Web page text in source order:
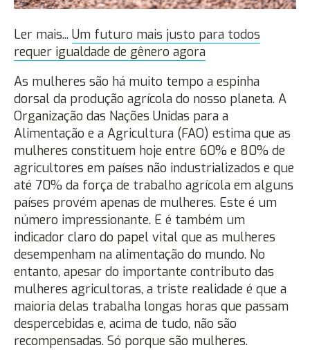
Ler mais... Um futuro mais justo para todos
requer igualdade de gênero agora
As mulheres são há muito tempo a espinha
dorsal da produção agrícola do nosso planeta. A
Organização das Nações Unidas para a
Alimentação e a Agricultura (FAO) estima que as
mulheres constituem hoje entre 60% e 80% de
agricultores em países não industrializados e que
até 70% da força de trabalho agrícola em alguns
países provém apenas de mulheres. Este é um
número impressionante. E é também um
indicador claro do papel vital que as mulheres
desempenham na alimentação do mundo. No
entanto, apesar do importante contributo das
mulheres agricultoras, a triste realidade é que a
maioria delas trabalha longas horas que passam
despercebidas e, acima de tudo, não são
recompensadas. Só porque são mulheres.